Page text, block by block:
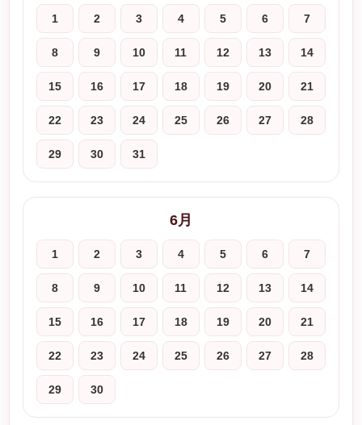
1 2 3 4 5 6 7
8 9 10 11 12 13 14
15 16 17 18 19 20 21
22 23 24 25 26 27 28
29 30 31
6月
1 2 3 4 5 6 7
8 9 10 11 12 13 14
15 16 17 18 19 20 21
22 23 24 25 26 27 28
29 30